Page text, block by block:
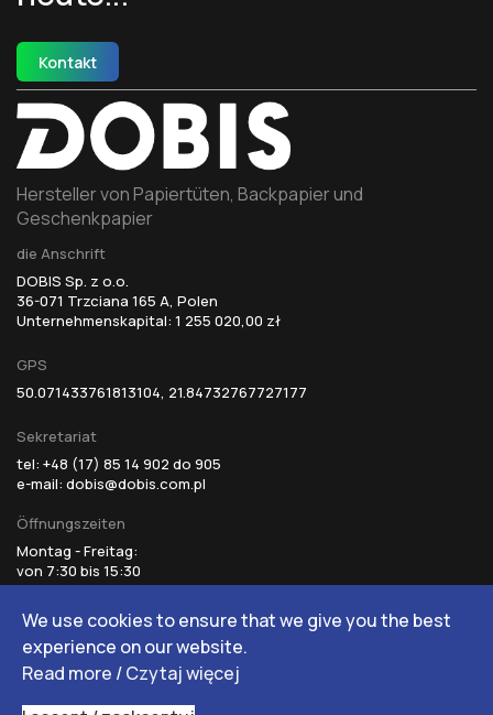
Kontakt
Hersteller von Papiertüten, Backpapier und
Geschenkpapier
die Anschrift
DOBIS Sp. z o.o.
36-071 Trzciana 165 A, Polen
Unternehmenskapital: 1 255 020,00 zł
GPS
50.071433761813104, 21.84732767727177
Sekretariat
tel: +48 (17) 85 14 902 do 905
e-mail: dobis@dobis.com.pl
Öffnungszeiten
Montag - Freitag:
von 7:30 bis 15:30
© 2025 Dobis | Design von Studio Nexim
We use cookies to ensure that we give you the best
experience on our website.
Read more /Czytaj więcej